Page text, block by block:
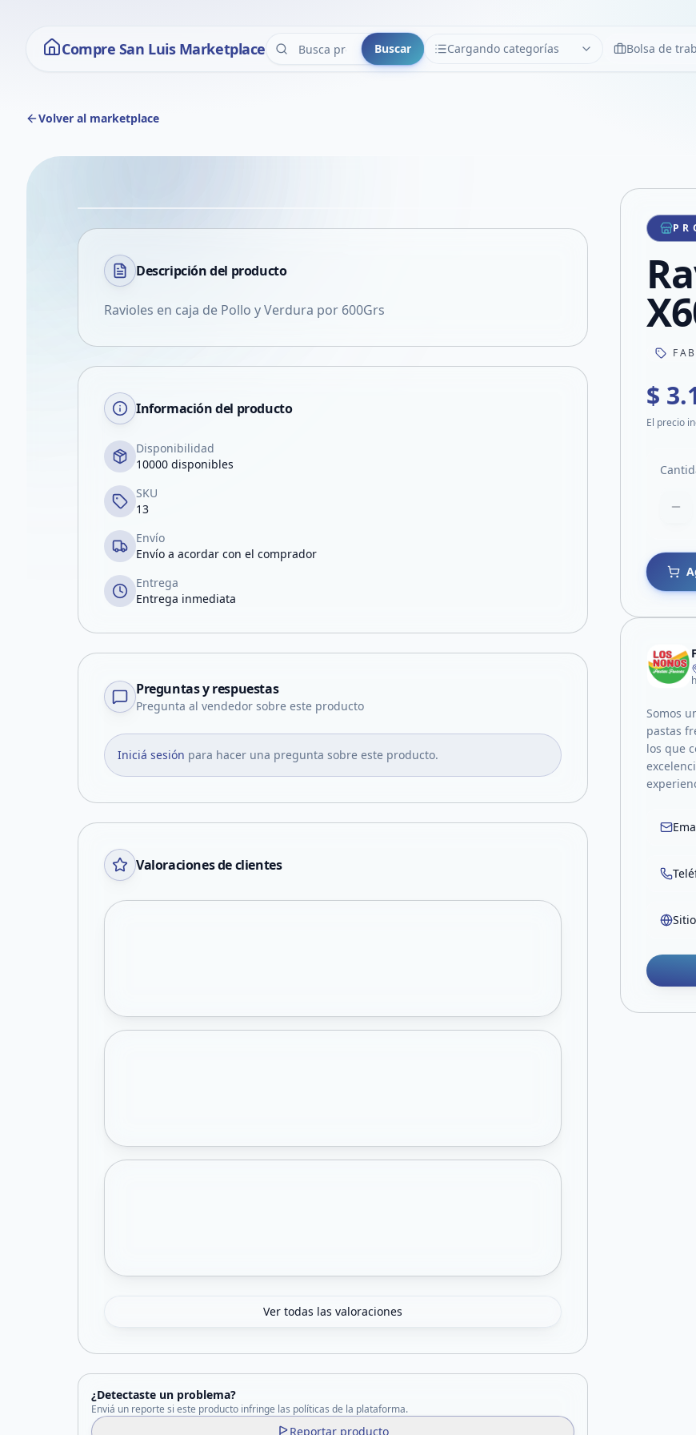
Compre San Luis Marketplace Buscar Cargando categorías
CATEGORÍAS LimpiarBolsa de
Volver al marketplace
VER EN PANTALLA COMPLETA
Compartir producto
Compartir por WhatsApp
Compartir por mail
Compartir en Facebook
Compartir en X
Descripción del producto
Ravioles en caja de Pollo y Verdura por 600Grs
Información del producto
Disponibilidad
10000 disponibles
SKU
13
Envío
Envío a acordar con el comprador
Entrega
Entrega inmediata
Preguntas y respuestas
Pregunta al vendedor sobre este producto
Iniciá sesión para hacer una pregunta sobre este producto.
Valoraciones de clientes
Ver todas las valoraciones
¿Detectaste un problema?
Enviá un reporte si este producto infringe las políticas de la plataforma.
Reportar producto
$
El precio
Somos
pastas
los que